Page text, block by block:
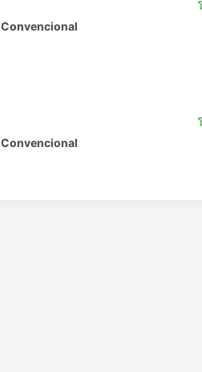
Convencional
Convencional